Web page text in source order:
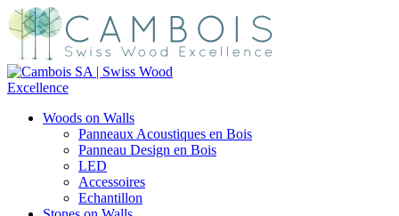
Woods on Walls
Panneaux Acoustiques en Bois
Panneau Design en Bois
LED
Accessoires
Echantillon